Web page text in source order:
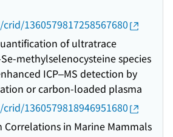
1360579817258567680
of ultratrace
methylselenocysteine species
ICP–MS detection by
or carbon-loaded plasma
1360579818946951680
Correlations in Marine Mammals